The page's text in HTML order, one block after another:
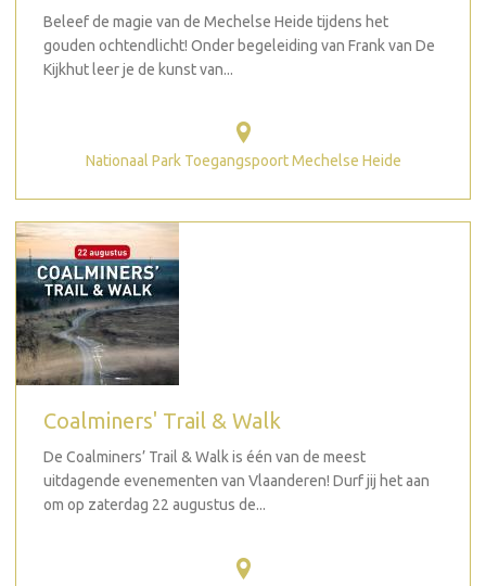
Beleef de magie van de Mechelse Heide tijdens het
gouden ochtendlicht! Onder begeleiding van Frank van De
Kijkhut leer je de kunst van...
Nationaal Park Toegangspoort Mechelse Heide
Coalminers' Trail & Walk
De Coalminers’ Trail & Walk is één van de meest
uitdagende evenementen van Vlaanderen! Durf jij het aan
om op zaterdag 22 augustus de...